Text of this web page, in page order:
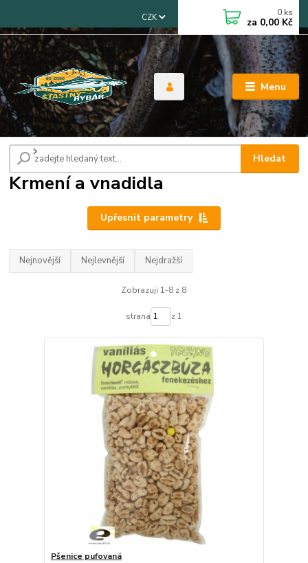
Menu
CZK
Hledat
0 ks
za 0,00 Kč
Úvod Krmení a vnadidla
Krmení a vnadidla
Upřesnit parametry
Nejnovější Nejlevnější Nejdražší
Zobrazuji 1-8 z 8
strana z 1
Pšenice pufovaná